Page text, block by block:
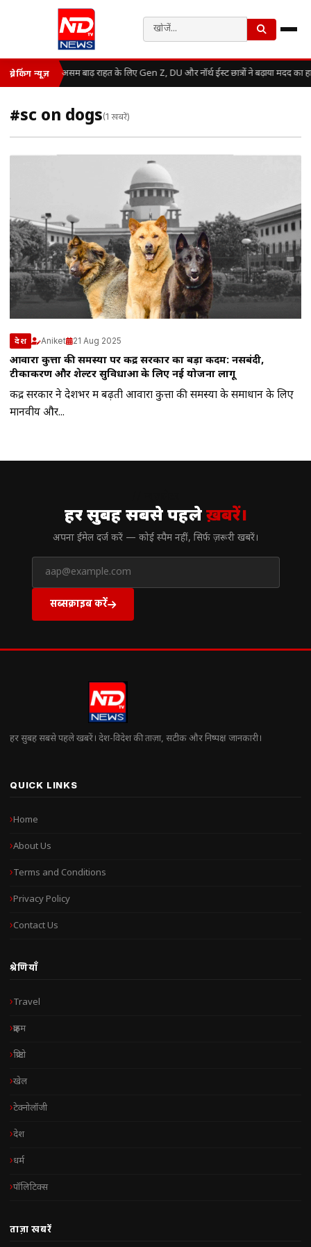
ब्रेकिंग न्यूज़ असम बाढ़ राहत के लिए Gen Z, DU और नॉर्थ ईस्ट छात्रों ने बढ़ाया मदद का
#sc on dogs(1 खबरें)
देश Aniket 21 Aug 2025
आवारा कुत्तों की समस्या पर केंद्र सरकार का बड़ा कदम: नसबंदी,
टीकाकरण और शेल्टर सुविधाओं के लिए नई योजना लागू
केंद्र सरकार ने देशभर में बढ़ती आवारा कुत्तों की समस्या के समाधान के लिए
मानवीय और...
हर सुबह सबसे पहलेख़बरें।
अपना ईमेल दर्ज करें — कोई स्पैम नहीं, सिर्फ ज़रूरी खबरें।
सब्सक्राइब करें
हर सुबह सबसे पहले खबरें। देश-विदेश की ताज़ा, सटीक और निष्पक्ष जानकारी।
QUICK LINKS
Home
About Us
Terms and Conditions
Privacy Policy
Contact Us
श्रेणियाँ
Travel
क्राइम
क्रिप्टो
खेल
टेक्नोलॉजी
देश
धर्म
पॉलिटिक्स
ताज़ा खबरें